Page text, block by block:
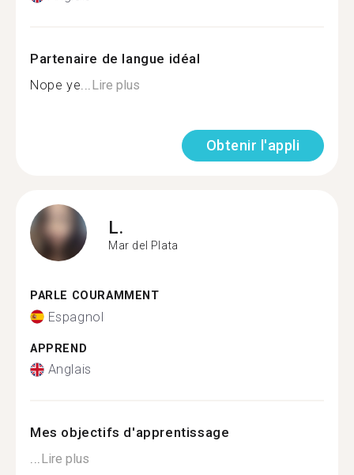
Partenaire de langue idéal
Nope ye...Lire plus
Obtenir l'appli
L.
Mar del Plata
PARLE COURAMMENT
Espagnol
APPREND
Anglais
Mes objectifs d'apprentissage
...Lire plus